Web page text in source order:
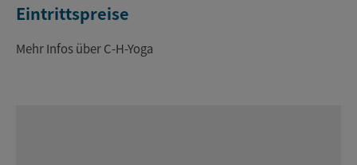
Eintrittspreise
Mehr Infos über C-H-Yoga